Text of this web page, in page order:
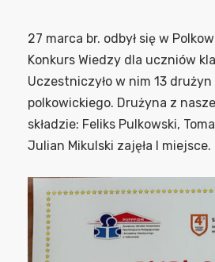
27 marca br. odbył się w
Konkurs Wiedzy dla uczniów
Uczestniczyło w nim 13
polkowickiego. Drużyna z
składzie: Feliks Pulkowski,
Julian Mikulski zajęła I